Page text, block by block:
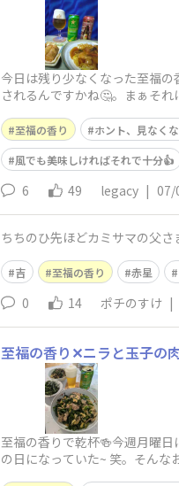
今日は残り少なくなった至福
されるんですかね🤔。まぁそ
至福の香り ホント、見なくな
風でも美味しければそれで十分👍
6 49 legacy | 07/
ちちのひ先ほどカミサマの父
吉 至福の香り 赤星
0 14 ポチのすけ |
至福の香り✕ニラと玉子の
至福の香りで乾杯🍻今週月曜
の日になっていた~ 笑。そん